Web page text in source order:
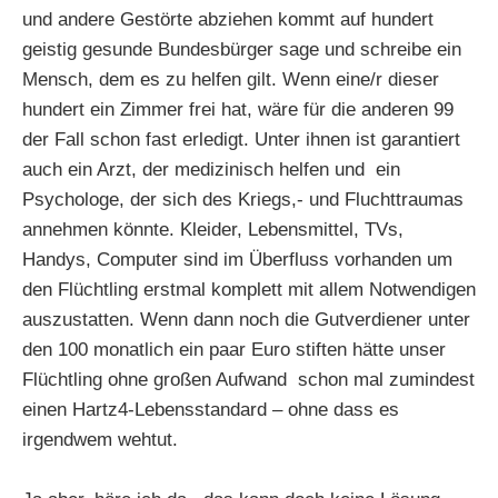
und andere Gestörte abziehen kommt auf hundert
geistig gesunde Bundesbürger sage und schreibe ein
Mensch, dem es zu helfen gilt. Wenn eine/r dieser
hundert ein Zimmer frei hat, wäre für die anderen 99
der Fall schon fast erledigt. Unter ihnen ist garantiert
auch ein Arzt, der medizinisch helfen und ein
Psychologe, der sich des Kriegs,- und Fluchttraumas
annehmen könnte. Kleider, Lebensmittel, TVs,
Handys, Computer sind im Überfluss vorhanden um
den Flüchtling erstmal komplett mit allem Notwendigen
auszustatten. Wenn dann noch die Gutverdiener unter
den 100 monatlich ein paar Euro stiften hätte unser
Flüchtling ohne großen Aufwand schon mal zumindest
einen Hartz4-Lebensstandard – ohne dass es
irgendwem wehtut.